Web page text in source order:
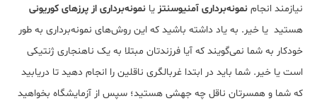
نیازمند انجام نمونه‌برداری آمنیوسنتز یا نمونه‌برداری از پرزهای کوریونی
هستید یا خیر. به یاد داشته باشید که این روش‌های نمونه‌برداری به طور
خودکار به شما نمی‌گویند که آیا فرزندتان مبتلا به یک ناهنجاری ژنتیکی
است یا خیر. شما باید در ابتدا غربالگری ناقلین را انجام دهید تا دریابید
که شما و همسرتان ناقل چه جهشی هستید؛ سپس از آزمایشگاه بخواهید